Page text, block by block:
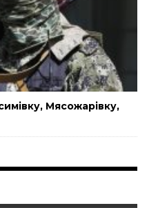
Мясожарівку,